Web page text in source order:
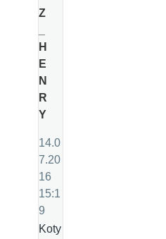
Z
H
E
N
R
Y
14.0
7.20
16
15:1
9
Koty